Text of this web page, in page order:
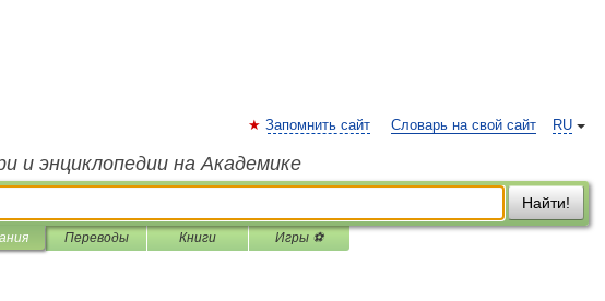
RU
Запомнить сайт Словарь на свой сайт
и энциклопедии на Академике
Найти!
Переводы Книги Игры ⚽